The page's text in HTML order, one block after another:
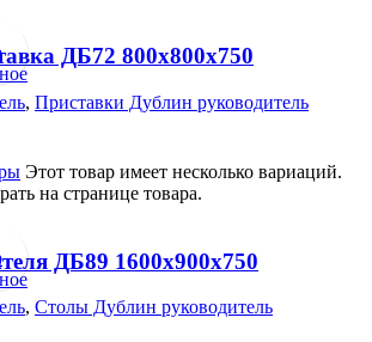
ДБ72 800х800х750
, Приставки Дублин руководитель
Этот товар имеет несколько вариаций.
на странице товара.
ДБ89 1600х900х750
, Столы Дублин руководитель